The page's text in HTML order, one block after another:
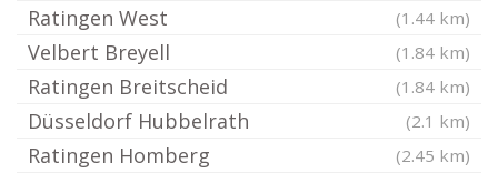
Ratingen West (1.44 km)
Velbert Breyell (1.84 km)
Ratingen Breitscheid (1.84 km)
Düsseldorf Hubbelrath (2.1 km)
Ratingen Homberg (2.45 km)